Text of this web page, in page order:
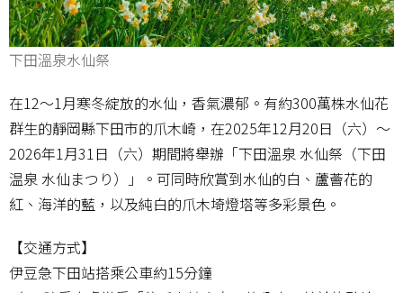
下田溫泉水仙祭
在12～1月寒冬綻放的水仙，香氣濃郁。有約300萬株水仙花
群生的靜岡縣下田市的爪木崎，在2025年12月20日（六）～
2026年1月31日（六）期間將舉辦「下田溫泉 水仙祭（下田
温泉 水仙まつり）」。可同時欣賞到水仙的白、蘆薈花的
紅、海洋的藍，以及純白的爪木埼燈塔等多彩景色。
【交通方式】
伊豆急下田站搭乘公車約15分鐘